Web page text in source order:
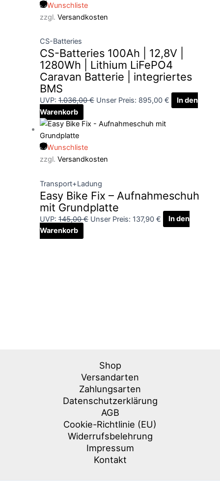
Wunschliste
zzgl. Versandkosten
CS-Batteries
CS-Batteries 100Ah | 12,8V |
1280Wh | Lithium LiFePO4
Caravan Batterie | integriertes
BMS
UVP: 1.036,00€ Unser Preis: 895,00 €
In den
Warenkorb
Wunschliste
zzgl. Versandkosten
Transport+Ladung
Easy Bike Fix – Aufnahmeschuh
mit Grundplatte
UVP: 145,00€ Unser Preis: 137,90 €
In den
Warenkorb
Shop
Versandarten
Zahlungsarten
Datenschutzerklärung
AGB
Cookie-Richtlinie (EU)
Widerrufsbelehrung
Impressum
Kontakt